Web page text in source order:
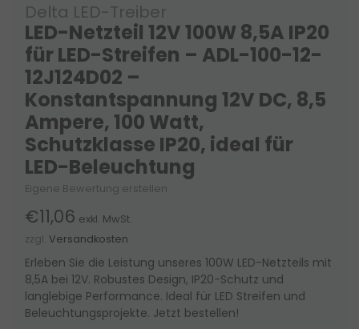
Delta LED-Treiber
LED-Netzteil 12V 100W 8,5A IP20
für LED-Streifen – ADL-100-12-
12J124D02 –
Konstantspannung 12V DC, 8,5
Ampere, 100 Watt,
Schutzklasse IP20, ideal für
LED-Beleuchtung
Eigene Bewertung erstellen
€11,06 exkl. MwSt.
zzgl. Versandkosten
Erleben Sie die Leistung unseres 100W LED-Netzteils mit
8,5A bei 12V. Robustes Design, IP20-Schutz und
langlebige Performance. Ideal für LED Streifen und
Beleuchtungsprojekte. Jetzt bestellen!